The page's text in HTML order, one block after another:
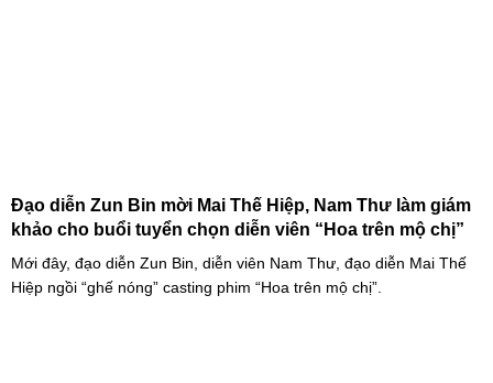
Đạo diễn Zun Bin mời Mai Thế Hiệp, Nam Thư làm giám
khảo cho buổi tuyển chọn diễn viên “Hoa trên mộ chị”
Mới đây, đạo diễn Zun Bin, diễn viên Nam Thư, đạo diễn Mai Thế
Hiệp ngồi “ghế nóng” casting phim “Hoa trên mộ chị”.